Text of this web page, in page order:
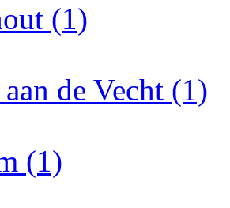
(1)
de Vecht (1)
(1)